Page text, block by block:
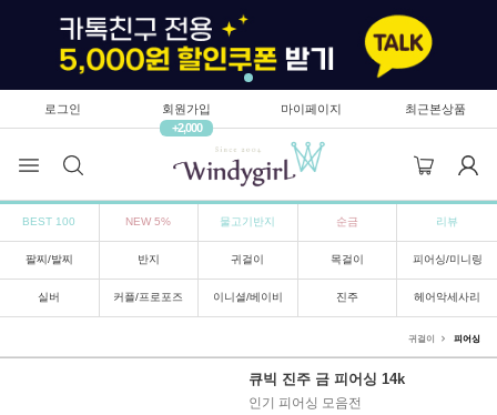
로그인
회원가입
+2,000
마이페이지 최근본상품
BEST 100 NEW 5% 물고기반지 순금 리뷰
팔찌/발찌 반지 귀걸이 목걸이 피어싱/미니링
실버 커플/프로포즈 이니셜/베이비 진주 헤어악세사리
귀걸이 피어싱
큐빅 진주 금 피어싱 14k
인기 피어싱 모음전